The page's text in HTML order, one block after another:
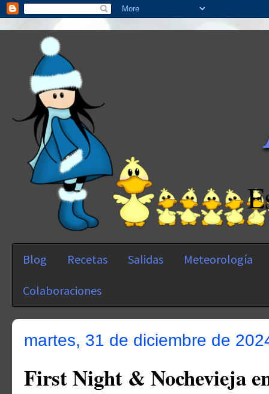
Blog Recetas Salidas Meteorología
Colaboraciones
martes, 31 de diciembre de
First Night & Nochevieja